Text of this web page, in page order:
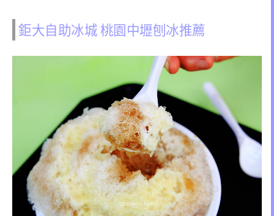
鉅大自助冰城 桃園中壢刨冰推薦